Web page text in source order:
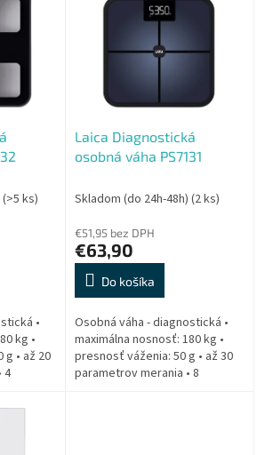
(>5 ks)
•
kg •
• až 20
4
•...
Laica Diagnostická
osobná váha PS7131
Skladom (do 24h-48h) (2 ks)
€51,95 bez DPH
€63,90
Do košíka
Osobná váha - diagnostická •
maximálna nosnosť: 180 kg •
presnosť váženia: 50 g • až 30
parametrov merania • 8